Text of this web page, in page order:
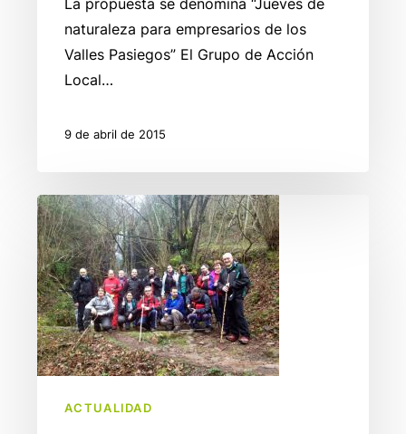
La propuesta se denomina “Jueves de
naturaleza para empresarios de los
Valles Pasiegos” El Grupo de Acción
Local…
9 de abril de 2015
Primera
ruta
de
“Jueves
de
naturaleza
para
ACTUALIDAD